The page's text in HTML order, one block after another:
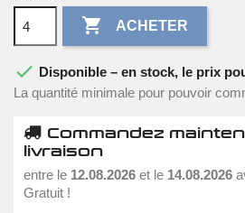
 ACHETER
 Disponible – en stock, le prix
La quantité minimale pour pouvoir
Commandez
livraison
entre le 12.08.2026 et le 14.08.2026
Gratuit !